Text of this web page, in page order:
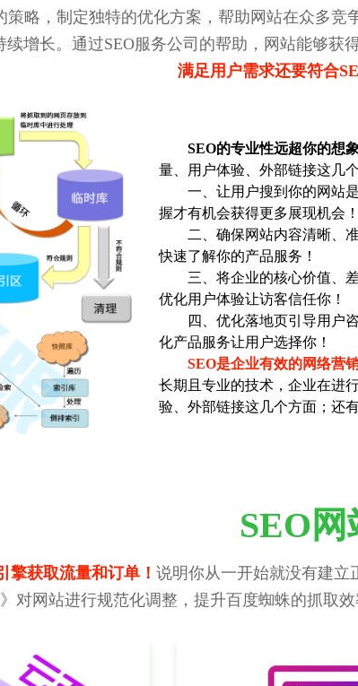
略，制定独特的优化方案，帮助网站在众多
增长。通过SEO服务公司的帮助，网站能够获
满足用户需求还要符合
SEO的专业性远超你的想象
量、用户体验、外部链接这几
一、让用户搜到你的网站
握才有机会获得更多展现机会！
二、确保网站内容清晰、
快速了解你的产品服务！
三、将企业的核心价值、
优化用户体验让访客信任你！
四、优化落地页引导用户
化产品服务让用户选择你！
SEO是企业有效的网络营
长期且专业的技术，企业在进
验、外部链接这几个方面；还
SEO
擎获取流量和订单！ 说明你从一开始就没有建立
对网站进行规范化调整，提升百度蜘蛛的抓取